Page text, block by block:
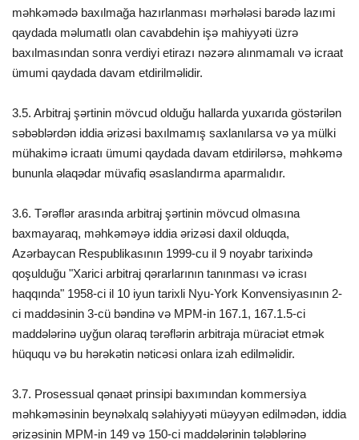
məhkəmədə baxılmağa hazırlanması mərhələsi barədə lazımi
qaydada məlumatlı olan cavabdehin işə mahiyyəti üzrə
baxılmasından sonra verdiyi etirazı nəzərə alınmamalı və icraat
ümumi qaydada davam etdirilməlidir.
3.5. Arbitraj şərtinin mövcud olduğu hallarda yuxarıda göstərilən
səbəblərdən iddia ərizəsi baxılmamış saxlanılarsa və ya mülki
mühakimə icraatı ümumi qaydada davam etdirilərsə, məhkəmə
bununla əlaqədar müvafiq əsaslandırma aparmalıdır.
3.6. Tərəflər arasında arbitraj şərtinin mövcud olmasına
baxmayaraq, məhkəməyə iddia ərizəsi daxil olduqda,
Azərbaycan Respublikasının 1999-cu il 9 noyabr tarixində
qoşulduğu "Xarici arbitraj qərarlarının tanınması və icrası
haqqında" 1958-ci il 10 iyun tarixli Nyu-York Konvensiyasının 2-
ci maddəsinin 3-cü bəndinə və MPM-in 167.1, 167.1.5-ci
maddələrinə uyğun olaraq tərəflərin arbitraja müraciət etmək
hüququ və bu hərəkətin nəticəsi onlara izah edilməlidir.
3.7. Prosessual qənaət prinsipi baxımından kommersiya
məhkəməsinin beynəlxalq səlahiyyəti müəyyən edilmədən, iddia
ərizəsinin MPM-in 149 və 150-ci maddələrinin tələblərinə